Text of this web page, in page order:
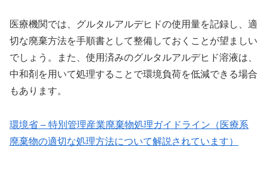
医療機関では、グルタルアルデヒドの使用量を記録し、適
切な廃棄方法を手順書として整備しておくことが望ましい
でしょう。また、使用済みのグルタルアルデヒド溶液は、
中和剤を用いて処理することで環境負荷を低減できる場合
もあります。
環境省 – 特別管理産業廃棄物処理ガイドライン（医療系
廃棄物の適切な処理方法について解説されています）